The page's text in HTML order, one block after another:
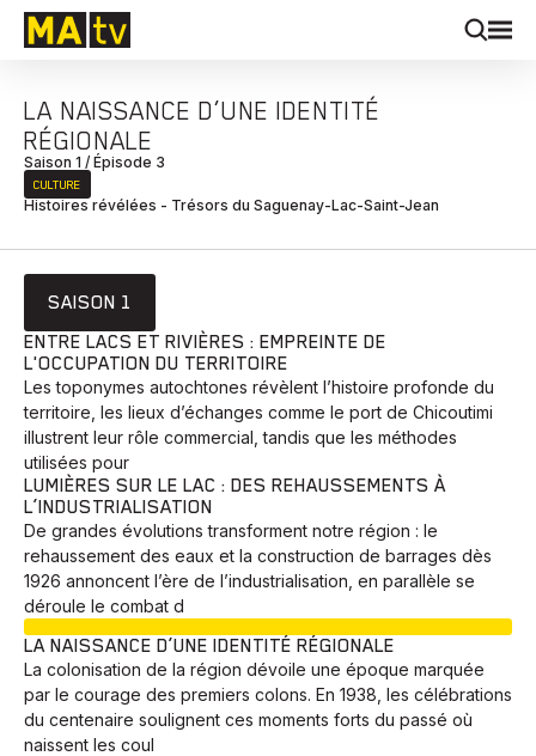
LA NAISSANCE D’UNE IDENTITÉ
RÉGIONALE
Saison 1 / Épisode 3
CULTURE
Histoires révélées - Trésors du Saguenay-Lac-Saint-Jean
SAISON 1
ENTRE LACS ET RIVIÈRES : EMPREINTE DE
L'OCCUPATION DU TERRITOIRE
Les toponymes autochtones révèlent l’histoire profonde du
territoire, les lieux d’échanges comme le port de Chicoutimi
illustrent leur rôle commercial, tandis que les méthodes
utilisées pour
LUMIÈRES SUR LE LAC : DES REHAUSSEMENTS À
L’INDUSTRIALISATION
De grandes évolutions transforment notre région : le
rehaussement des eaux et la construction de barrages dès
1926 annoncent l’ère de l’industrialisation, en parallèle se
déroule le combat d
LA NAISSANCE D’UNE IDENTITÉ RÉGIONALE
La colonisation de la région dévoile une époque marquée
par le courage des premiers colons. En 1938, les célébrations
du centenaire soulignent ces moments forts du passé où
naissent les coul